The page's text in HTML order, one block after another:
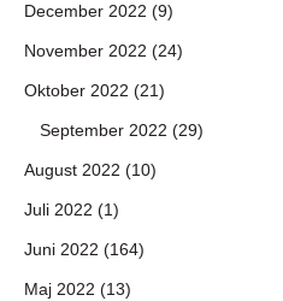
December 2022 (9)
November 2022 (24)
Oktober 2022 (21)
September 2022 (29)
August 2022 (10)
Juli 2022 (1)
Juni 2022 (164)
Maj 2022 (13)